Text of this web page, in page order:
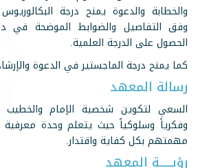
والخطابة والدعوة يمنح درجة البكالوريوس
وفق التفاصيل والضوابط الموضحة في
الحصول على الدرجة العلمية.
كما يمنح درجة الماجستير في الدعوة
رسالة المعهد
السعي لتكوين شخصية الإمام والخطيب
وفكرياً وسلوكياً حيث يتعلم وحدة معرفية
مهمتهم بكل كفاية واقتدار.
رؤيــــــة المعهد